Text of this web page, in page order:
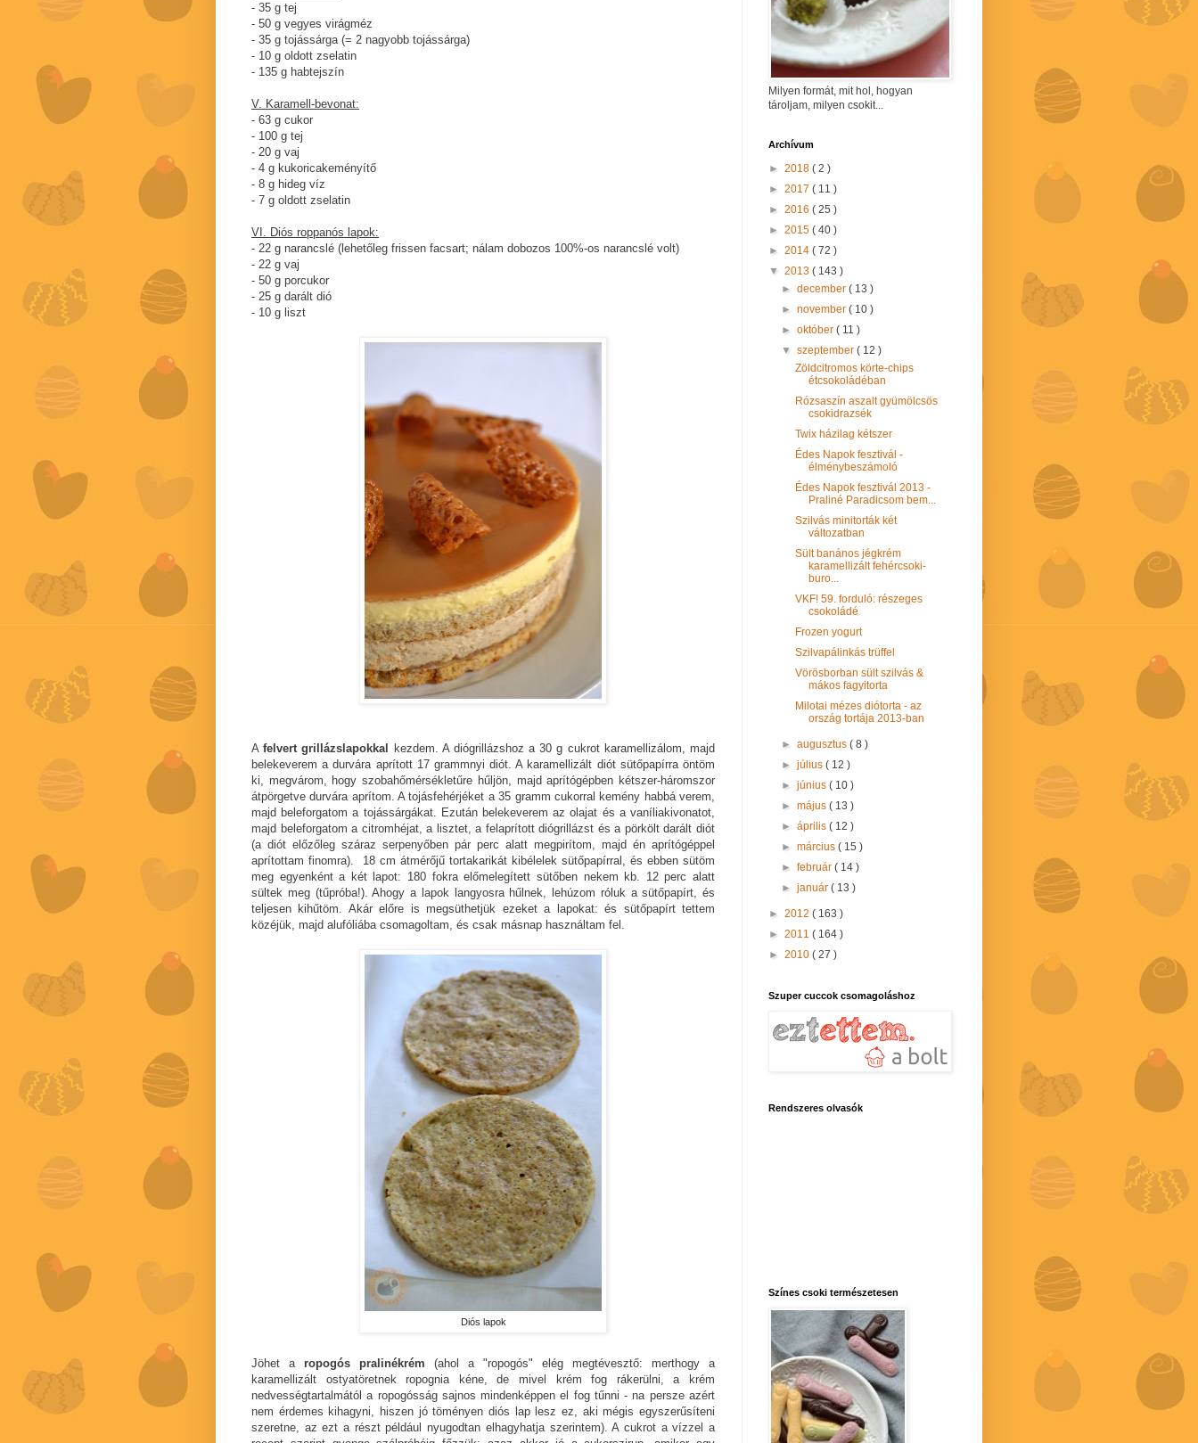
- 35 g tej
- 50 g vegyes virágméz
- 35 g tojássárga (= 2 nagyobb tojássárga)
- 10 g oldott zselatin
- 135 g habtejszín
V. Karamell-bevonat:
- 63 g cukor
- 100 g tej
- 20 g vaj
- 4 g kukoricakeményítő
- 8 g hideg víz
- 7 g oldott zselatin
VI. Diós roppanós lapok:
- 22 g narancslé (lehetőleg frissen facsart; nálam dobozos 100%-os narancslé volt)
- 22 g vaj
- 50 g porcukor
- 25 g darált dió
- 10 g liszt
Afelvert grillázslapokkal
kezdem. A diógrillázshoz a 30 g cukrot karamellizálom, majd
belekeverem a durvára aprított 17 grammnyi diót. A karamellizált diót sütőpapírra öntöm
ki, megvárom, hogy szobahőmérsékletűre hűljön, majd aprítógépben kétszer-háromszor
átpörgetve durvára aprítom. A tojásfehérjéket a 35 gramm cukorral kemény habbá verem,
majd beleforgatom a tojássárgákat. Ezután belekeverem az olajat és a vaníliakivonatot,
majd beleforgatom a citromhéjat, a lisztet, a felaprított diógrillázst és a pörkölt darált diót
(a diót előzőleg száraz serpenyőben pár perc alatt megpirítom, majd én aprítógéppel
aprítottam finomra). 18 cm átmérőjű tortakarikát kibélelek sütőpapírral, és ebben sütöm
meg egyenként a két lapot: 180 fokra előmelegített sütőben nekem kb. 12 perc alatt
sültek meg (tűpróba!). Ahogy a lapok langyosra hűlnek, lehúzom róluk a sütőpapírt, és
teljesen kihűtöm. Akár előre is megsüthetjük ezeket a lapokat: és sütőpapírt tettem
közéjük, majd alufóliába csomagoltam, és csak másnap használtam fel.
Diós lapok
Jöhet a ropogós pralinékrém (ahol a "ropogós" elég megtévesztő: merthogy a
karamellizált ostyatöretnek ropognia kéne, de mivel krém fog rákerülni, a krém
nedvességtartalmától a ropogósság sajnos mindenképpen el fog tűnni - na persze azért
nem érdemes kihagyni, hiszen jó töményen diós lap lesz ez, aki mégis egyszerűsíteni
szeretne, az ezt a részt például nyugodtan elhagyhatja szerintem). A cukrot a vízzel a
Milyen formát, mit hol, hogyan
tároljam, milyen csokit...
Archívum
► 2018 ( 2 )
► 2017 ( 11 )
► 2016 ( 25 )
► 2015 ( 40 )
► 2014 ( 72 )
▼ 2013 ( 143 )
►december( 13 )
►november( 10 )
►október( 11 )
▼szeptember( 12 )
Zöldcitromos körte-chips
étcsokoládéban
Rózsaszín aszalt gyümölcsös
csokidrazsék
Twix házilag kétszer
Édes Napok fesztivál -
élménybeszámoló
Édes Napok fesztivál 2013 -
Praliné Paradicsom bem...
Szilvás minitorták két
változatban
Sült banános jégkrém
karamellizált fehércsoki-
buro...
VKF! 59. forduló: részeges
csokoládé
Frozen yogurt
Szilvapálinkás trüffel
Vörösborban sült szilvás &
mákos fagyitorta
Milotai mézes diótorta - az
ország tortája 2013-ban
►augusztus( 8 )
►július( 12 )
►június( 10 )
►május( 13 )
►április( 12 )
►március( 15 )
►február( 14 )
►január( 13 )
► 2012 ( 163 )
► 2011 ( 164 )
► 2010 ( 27 )
Szuper cuccok csomagoláshoz
Rendszeres olvasók
Színes csoki természetesen